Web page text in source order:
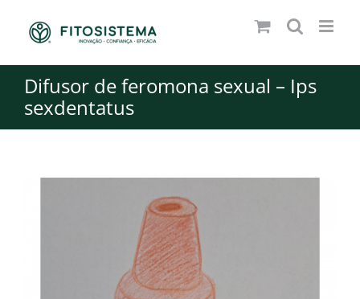
Difusor de feromona sexual – Ips
sexdentatus